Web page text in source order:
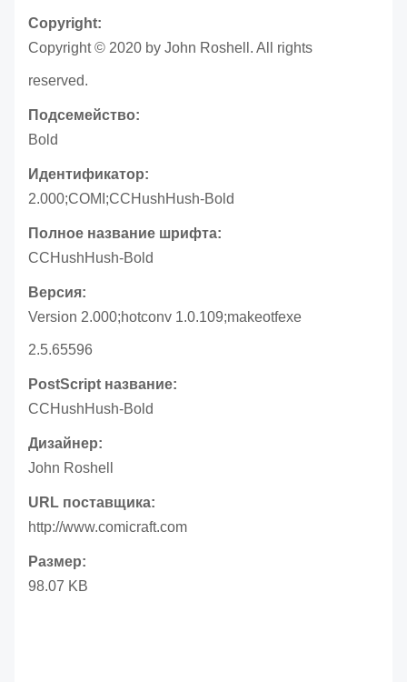
Copyright:
Copyright © 2020 by John Roshell. All rights
reserved.
Подсемейство:
Bold
Идентификатор:
2.000;COMI;CCHushHush-Bold
Полное название шрифта:
CCHushHush-Bold
Версия:
Version 2.000;hotconv 1.0.109;makeotfexe
2.5.65596
PostScript название:
CCHushHush-Bold
Дизайнер:
John Roshell
URL поставщика:
http://www.comicraft.com
Размер:
98.07 KB